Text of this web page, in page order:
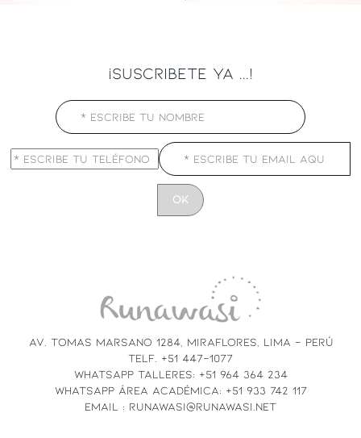
¡SUSCRIBETE YA ...!
BLANK.AV. TOMAS MARSANO 1284, MIRAFLORES, LIMA - PERÚ
TELF. +51 447-1077
WHATSAPP TALLERES: +51 964 364 234
WHATSAPP ÁREA ACADÉMICA: +51 933 742 117
EMAIL : RUNAWASI@RUNAWASI.NET